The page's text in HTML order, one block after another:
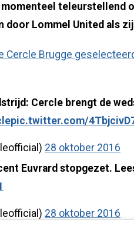
teleurstellend
Lommel United als
Cercle Brugge
Cercle brengt de
pic.twitter.com/
28 oktober 2016
Euvrard stopgezet.
28 oktober 2016